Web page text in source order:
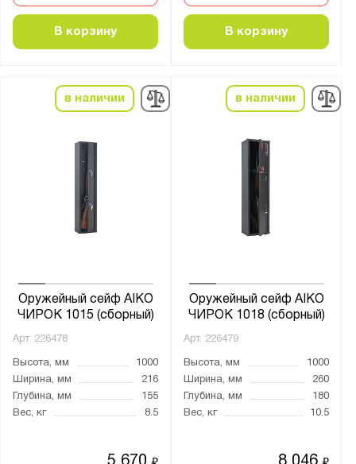
В корзину В корзину
в наличии
Оружейный сейф AIKO
ЧИРОК 1015 (сборный)
Арт. 226478
Высота, мм
1000
Ширина, мм
216
Глубина, мм
155
Вес, кг
8.5
в наличии
Оружейный сейф AIKO
ЧИРОК 1018 (сборный)
Арт. 226479
Высота, мм
1000
Ширина, мм
260
Глубина, мм
180
Вес, кг
10.5